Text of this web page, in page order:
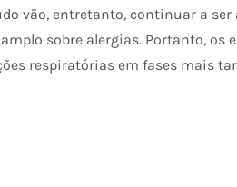
vão, entretanto, continuar a
sobre alergias. Portanto, os
respiratórias em fases mais